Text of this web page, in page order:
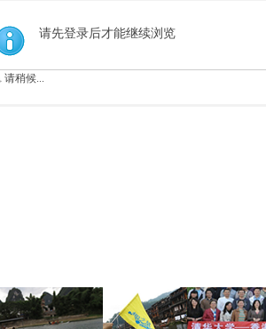
请先登录后才能继续浏览
请稍候...